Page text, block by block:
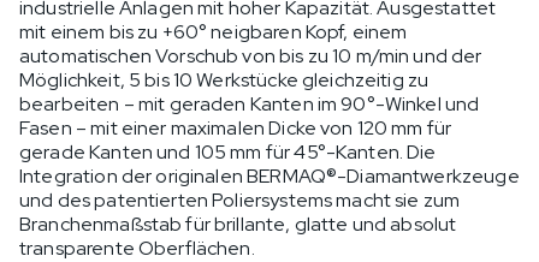
industrielle Anlagen mit hoher Kapazität. Ausgestattet
mit einem bis zu +60° neigbaren Kopf, einem
automatischen Vorschub von bis zu 10 m/min und der
Möglichkeit, 5 bis 10 Werkstücke gleichzeitig zu
bearbeiten – mit geraden Kanten im 90°-Winkel und
Fasen – mit einer maximalen Dicke von 120 mm für
gerade Kanten und 105 mm für 45°-Kanten. Die
Integration der originalen BERMAQ®-Diamantwerkzeuge
und des patentierten Poliersystems macht sie zum
Branchenmaßstab für brillante, glatte und absolut
transparente Oberflächen.